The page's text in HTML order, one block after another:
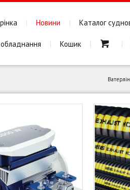
Новини Каталог
Кошик